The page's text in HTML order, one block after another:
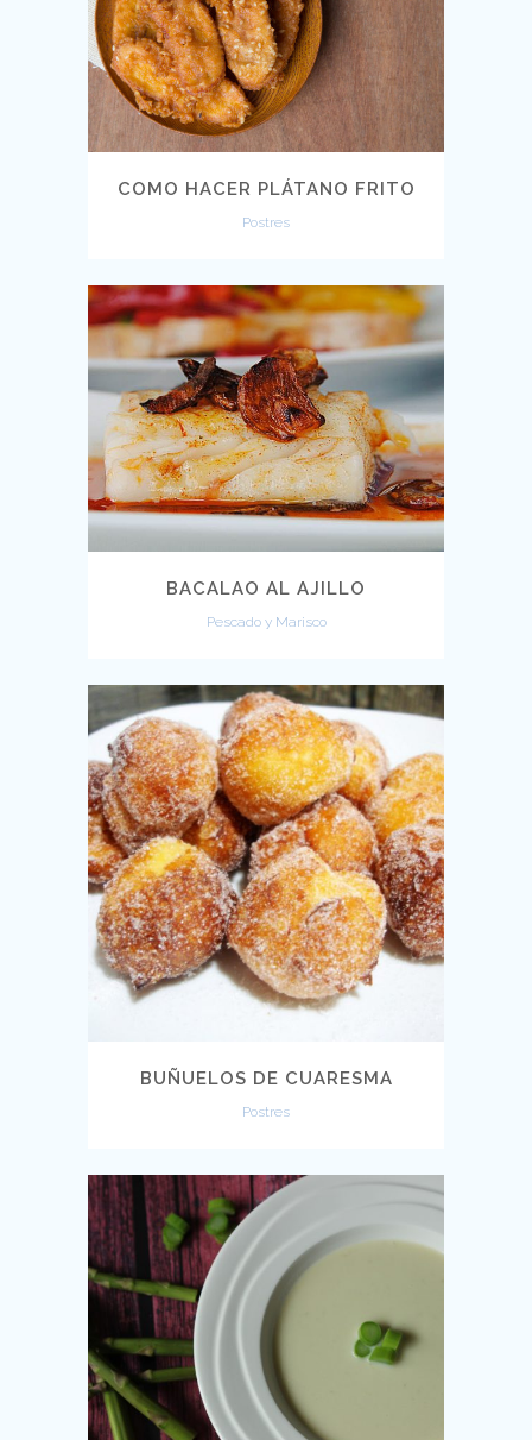
COMO HACER PLÁTANO FRITO
Postres
BACALAO AL AJILLO
Pescado y Marisco
BUÑUELOS DE CUARESMA
Postres